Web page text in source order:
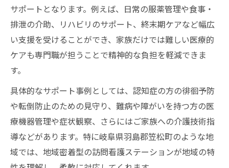
サポートとなります。例えば、日常の服薬管理や食事・
排泄の介助、リハビリのサポート、終末期ケアなど幅広
い支援を受けることができ、家族だけでは難しい医療的
ケアも専門職が担うことで精神的な負担を軽減できま
す。
具体的なサポート事例としては、認知症の方の徘徊予防
や転倒防止のための見守り、難病や障がいを持つ方の医
療機器管理や症状観察、さらにはご家族への介護技術指
導などがあります。特に岐阜県羽島郡笠松町のような地
域では、地域密着型の訪問看護ステーションが地域の特